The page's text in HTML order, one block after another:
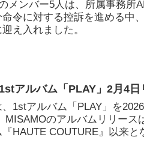
メンバー5人は、所属事務所
令に対する控訴を進める中
え入れました。
アルバム「PLAY」2月4日
1stアルバム「PLAY」を
MISAMOのアルバムリリース
HAUTE COUTURE』以来と